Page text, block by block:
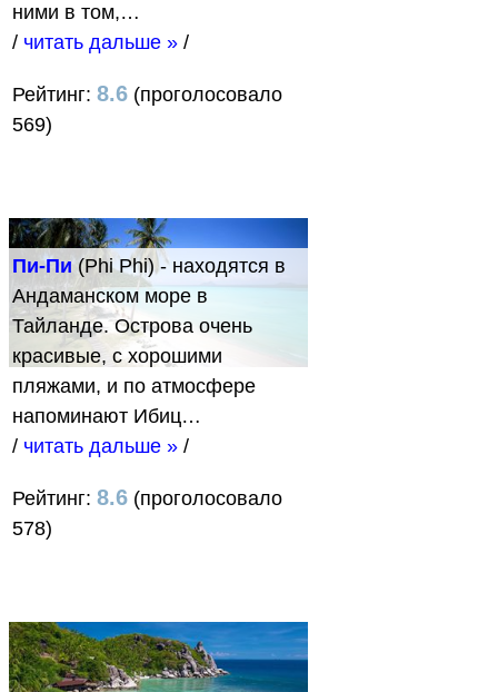
ними в том,…
/ читать дальше » /
Рейтинг: 8.6 (проголосовало
569)
Пи-Пи(Phi Phi) - находятся в
Андаманском море в
Тайланде. Острова очень
красивые, с хорошими
пляжами, и по атмосфере
напоминают Ибиц…
/ читать дальше » /
Рейтинг: 8.6 (проголосовало
578)